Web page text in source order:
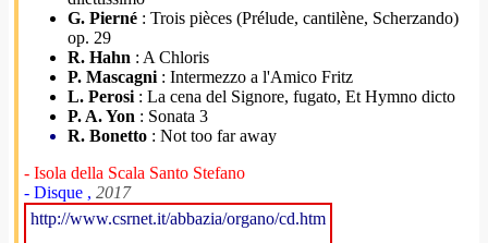
G. Pierné : Trois pièces (Prélude, cantilène, Scherzando)
op. 29
R. Hahn : A Chloris
P. Mascagni : Intermezzo a l'Amico Fritz
L. Perosi : La cena del Signore, fugato, Et Hymno dicto
P. A. Yon : Sonata 3
R. Bonetto : Not too far away
- Isola della Scala Santo Stefano
- Disque , 2017
http://www.csrnet.it/abbazia/organo/cd.htm